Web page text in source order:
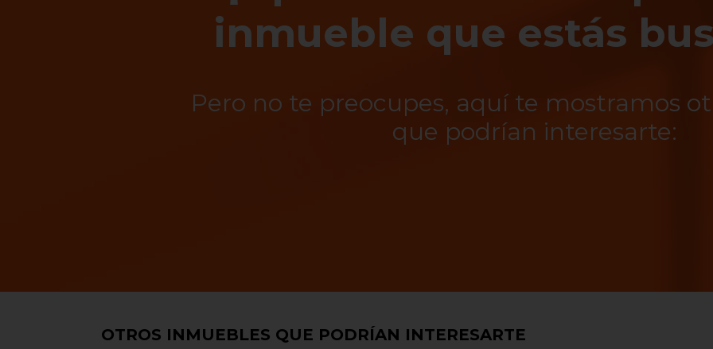
inmueble que estás
Pero no te preocupes, aquí te mostramos
que podrían interesarte:
OTROS INMUEBLES QUE PODRÍAN INTERESARTE